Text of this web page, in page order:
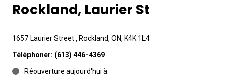
Rockland, Laurier St
1657 Laurier Street , Rockland, ON, K4K 1L4
Téléphoner: (613) 446-4369
Réouverture aujourd'hui à